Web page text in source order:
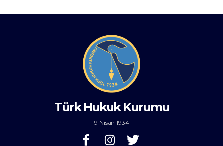
Türk Hukuk Kurumu
9 Nisan 1934